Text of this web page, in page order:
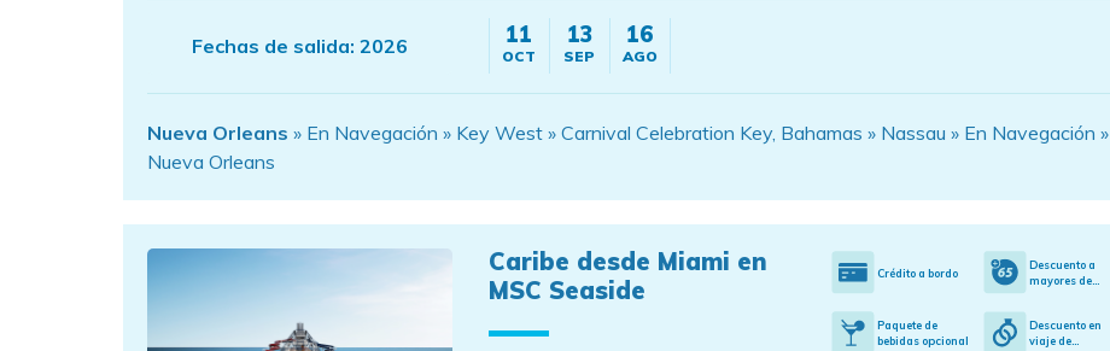
Fechas de salida: 2026 11
OCT
13
SEP
16
AGO
Nueva Orleans » En Navegación » Key West » Carnival Celebration Key, Bahamas » Nassau » En Navegación »
Nueva Orleans
Caribe desde Miami en
MSC Seaside
Crédito a bordo
Descuento a
mayores de...
Paquete de
bebidas opcional
Descuento en
viaje de...